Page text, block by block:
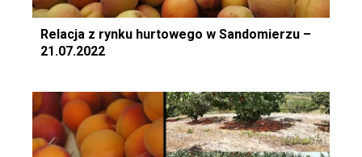
Relacja z rynku hurtowego w Sandomierzu –
21.07.2022